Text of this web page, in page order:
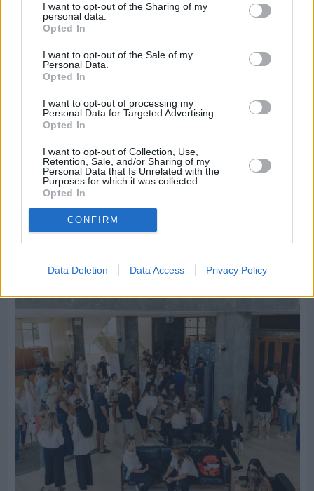
I want to opt-out of the Sharing of my
personal data.
Opted In
I want to opt-out of the Sale of my
Personal Data.
Opted In
I want to opt-out of processing my
Personal Data for Targeted Advertising.
Opted In
I want to opt-out of Collection, Use,
Retention, Sale, and/or Sharing of my
Personal Data that Is Unrelated with the
Purposes for which it was collected.
Opted In
CONFIRM
Data Deletion Data Access Privacy Policy
Πριν 5 ημέρες
Αδειάζουν τα νησιά – Το δημογραφικό στο